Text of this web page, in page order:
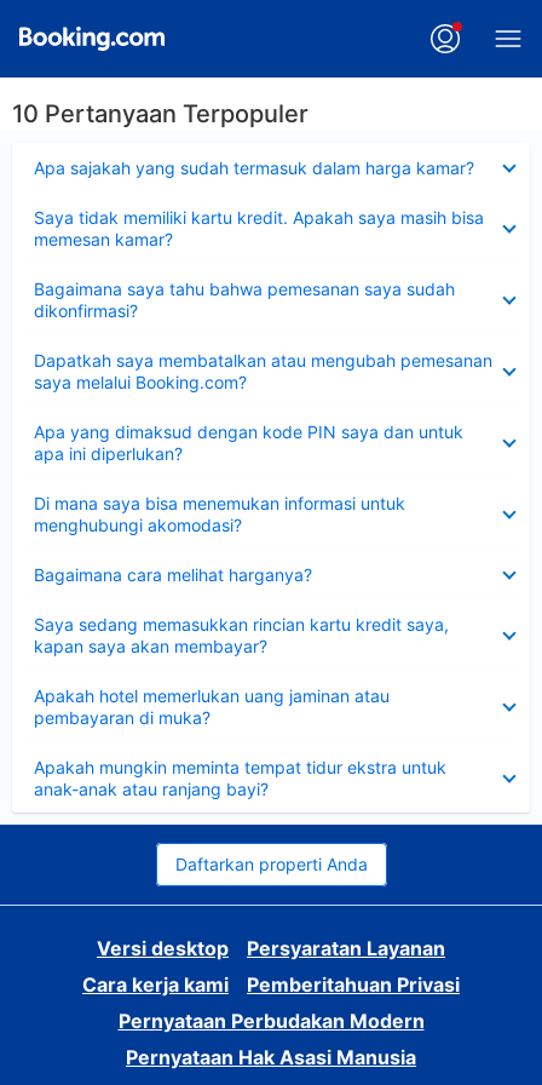
10 Pertanyaan Terpopuler
Apa sajakah yang sudah termasuk dalam harga kamar?
Saya tidak memiliki kartu kredit. Apakah saya masih bisa
memesan kamar?
Bagaimana saya tahu bahwa pemesanan saya sudah
dikonfirmasi?
Dapatkah saya membatalkan atau mengubah pemesanan
saya melalui Booking.com?
Apa yang dimaksud dengan kode PIN saya dan untuk
apa ini diperlukan?
Di mana saya bisa menemukan informasi untuk
menghubungi akomodasi?
Bagaimana cara melihat harganya?
Saya sedang memasukkan rincian kartu kredit saya,
kapan saya akan membayar?
Apakah hotel memerlukan uang jaminan atau
pembayaran di muka?
Apakah mungkin meminta tempat tidur ekstra untuk
anak-anak atau ranjang bayi?
Daftarkan properti Anda
Versi desktop
Persyaratan Layanan
Cara kerja kami
Pemberitahuan Privasi
Pernyataan Perbudakan Modern
Pernyataan Hak Asasi Manusia